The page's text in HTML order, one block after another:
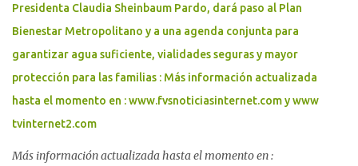
Presidenta Claudia Sheinbaum Pardo, dará paso al Plan
Bienestar Metropolitano y a una agenda conjunta para
garantizar agua suficiente, vialidades seguras y mayor
protección para las familias : Más información actualizada
hasta el momento en : www.fvsnoticiasinternet.com y www
tvinternet2.com
Más información actualizada hasta el momento en :